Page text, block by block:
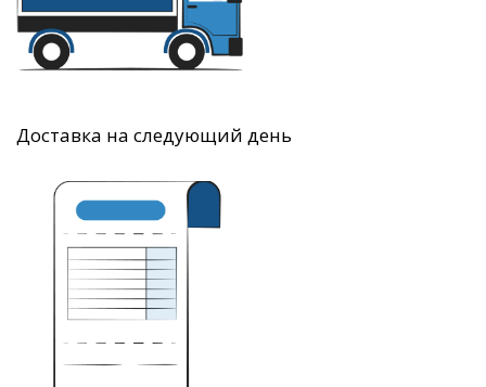
Доставка на следующий день